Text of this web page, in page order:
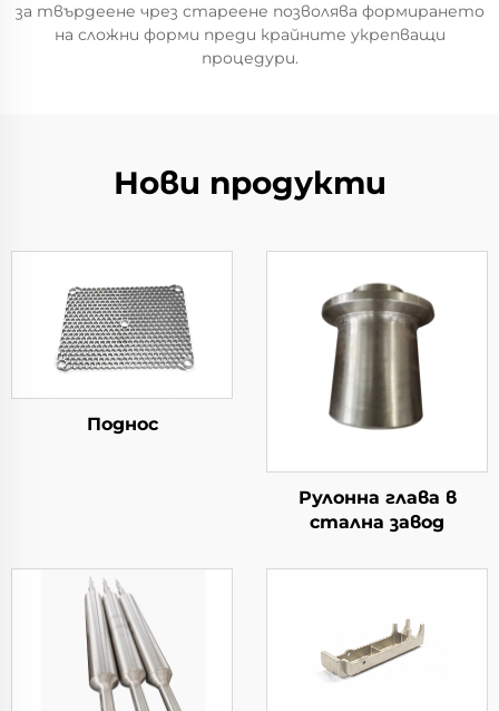
за твърдеене чрез стареене позволява формирането
на сложни форми преди крайните укрепващи
процедури.
Нови продукти
Поднос
Рулонна глава в
стална завод